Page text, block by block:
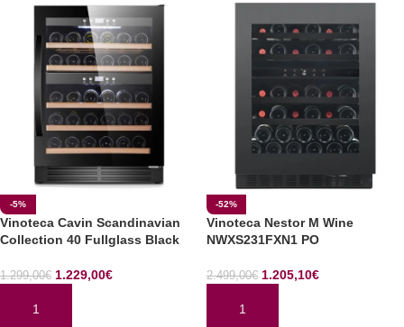
-5%
Vinoteca Cavin Scandinavian
Collection 40 Fullglass Black
1.299,00€ 1.229,00€
AÑADIR AL CARRITO
-52%
Vinoteca Nestor M Wine
NWXS231FXN1 PO
2.499,00€ 1.205,10€
AÑADIR AL CARRITO